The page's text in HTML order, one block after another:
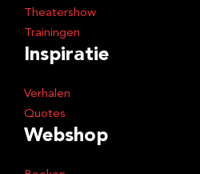
Theatershow
Trainingen
Inspiratie
Verhalen
Quotes
Webshop